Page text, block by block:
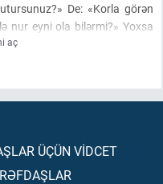
De: «Korla görən
nur eyni ola bilərmi?» Yoxsa
yaradan şəriklər tapdılar və
aç
ÜÇÜN VİDCET